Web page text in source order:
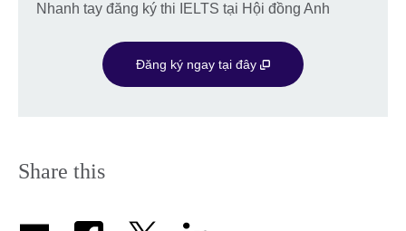
Nhanh tay đăng ký thi IELTS tại Hội đồng Anh
Đăng ký ngay tại đây
Share this